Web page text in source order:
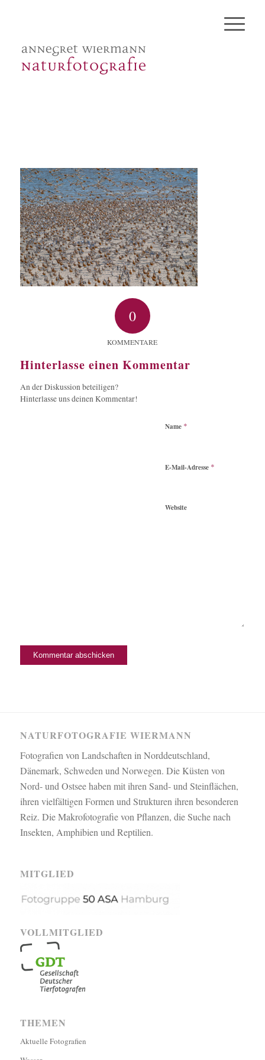
0
KOMMENTARE
Hinterlasse einen Kommentar
An der Diskussion beteiligen?
Hinterlasse uns deinen Kommentar!
Name *
E-Mail-Adresse *
Website
NATURFOTOGRAFIE WIERMANN
Fotografien von Landschaften in Norddeutschland,
Dänemark, Schweden und Norwegen. Die Küsten von
Nord- und Ostsee haben mit ihren Sand- und Steinflächen,
ihren vielfältigen Formen und Strukturen ihren besonderen
Reiz. Die Makrofotografie von Pflanzen, die Suche nach
Insekten, Amphibien und Reptilien.
MITGLIED
VOLLMITGLIED
THEMEN
Aktuelle Fotografien